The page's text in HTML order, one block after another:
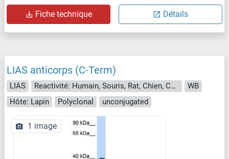
Fiche technique Détails
LIAS anticorps (C-Term)
LIAS Reactivité: Humain, Souris, Rat, Chien, Cheval, Lapin, Boeuf (Vache), Poisson zèbre (Danio rerio), Cobaye, Saccharomyces cerevisiae
WB
Hôte: Lapin
Polyclonal unconjugated
1 image